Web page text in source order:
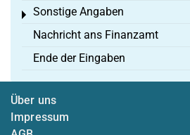
Sonstige Angaben
Toggle menu
Nachricht ans Finanzamt
Ende der Eingaben
Über uns
Impressum